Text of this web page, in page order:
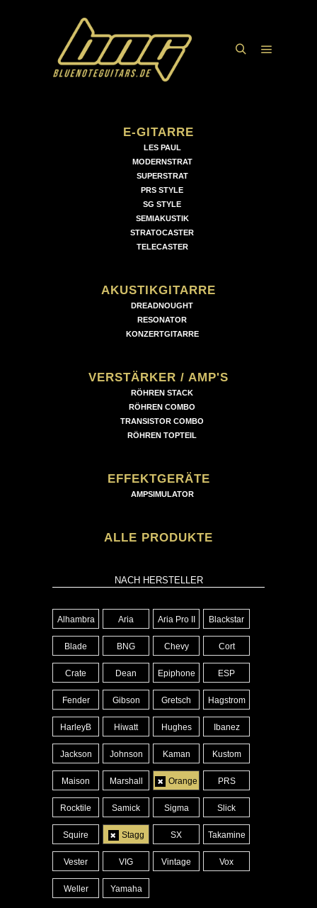
E-GITARRE
LES PAUL
MODERNSTRAT
SUPERSTRAT
PRS STYLE
SG STYLE
SEMIAKUSTIK
STRATOCASTER
TELECASTER
AKUSTIKGITARRE
DREADNOUGHT
RESONATOR
KONZERTGITARRE
VERSTÄRKER / AMP'S
RÖHREN STACK
RÖHREN COMBO
TRANSISTOR COMBO
RÖHREN TOPTEIL
EFFEKTGERÄTE
AMPSIMULATOR
ALLE PRODUKTE
NACH HERSTELLER
Alhambra Aria Aria Pro II Blackstar
Blade BNG Chevy Cort
Crate Dean Epiphone ESP
Fender Gibson Gretsch Hagstrom
HarleyB Hiwatt Hughes Ibanez
Jackson Johnson Kaman Kustom
Maison Marshall Orange PRS
Rocktile Samick Sigma Slick
Squire Stagg SX Takamine
Vester VIG Vintage Vox
Weller Yamaha